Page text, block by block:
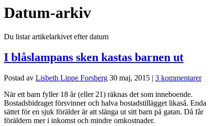
Datum-arkiv
Du listar artikelarkivet efter datum
I blåslampans sken kastas barnen ut
Postad av Lisbeth Lippe Forsberg 30 maj, 2015 | 3 kommentarer
När ett barn fyller 18 år (eller 21) räknas det som inneboende.
Bostadsbidraget försvinner och halva bostadstillägget likaså. Enda
sättet för en sjuk förälder är att slänga ut sitt barn på gatan. Då får
föräldern mer i inkomst och mindre omkostnader.